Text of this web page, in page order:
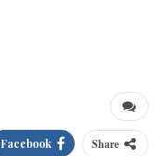
Share
Facebook